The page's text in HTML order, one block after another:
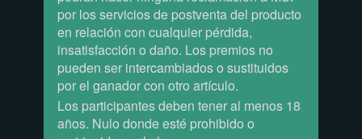
por los servicios de postventa del producto
en relación con cualquier pérdida,
insatisfacción o daño. Los premios no
pueden ser intercambiados o sustituidos
por el ganador con otro artículo.
Los participantes deben tener al menos 18
años. Nulo donde esté prohibido o